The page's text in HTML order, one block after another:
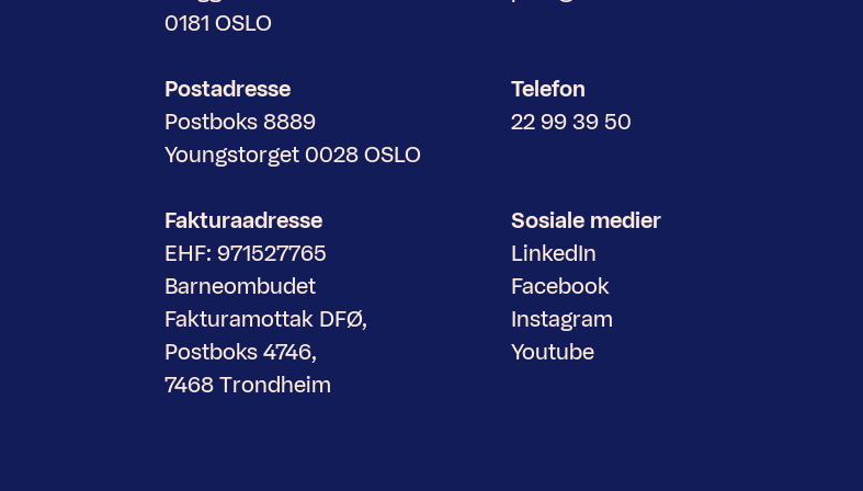
0181 OSLO
Postadresse
Postboks 8889
Youngstorget 0028 OSLO
Fakturaadresse
EHF: 971527765
Barneombudet
Fakturamottak DFØ,
Postboks 4746,
7468 Trondheim
Telefon
22 99 39 50
Sosiale medier
LinkedIn
Facebook
Instagram
Youtube